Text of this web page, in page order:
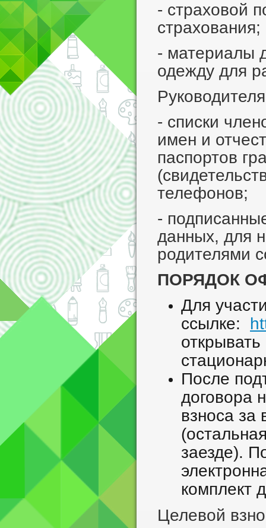
- страховой
страхования;
- материалы
одежду для
- списки
имен и
паспортов
телефонов;
-
данных, для
родителями
ПОРЯДОК
Для
ссылке:
После
договора
взноса за
заезде).
комплект
Целевой